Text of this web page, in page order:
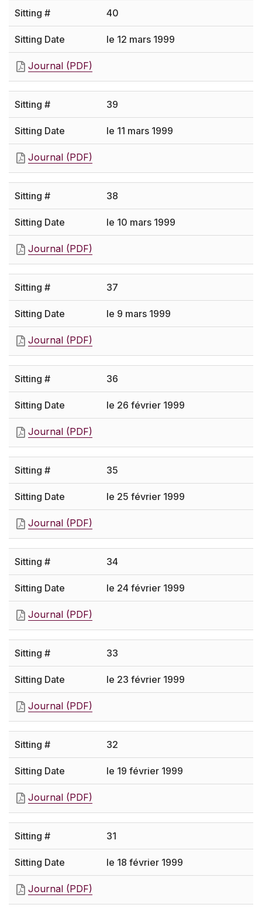
40
le 12 mars 1999
Journal (PDF)
39
le 11 mars 1999
Journal (PDF)
38
le 10 mars 1999
Journal (PDF)
37
le 9 mars 1999
Journal (PDF)
36
le 26 février 1999
Journal (PDF)
35
le 25 février 1999
Journal (PDF)
34
le 24 février 1999
Journal (PDF)
33
le 23 février 1999
Journal (PDF)
32
le 19 février 1999
Journal (PDF)
31
le 18 février 1999
Journal (PDF)